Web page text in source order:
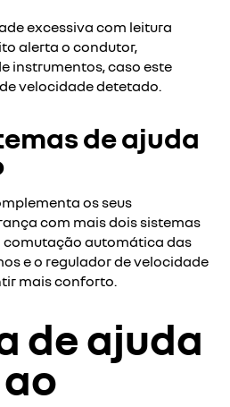
excessiva com leitura
alerta o condutor,
instrumentos, caso este
velocidade detetado.
de ajuda
os seus
com mais dois sistemas
comutação automática das
e o regulador de velocidade
mais conforto.
de ajuda
ao